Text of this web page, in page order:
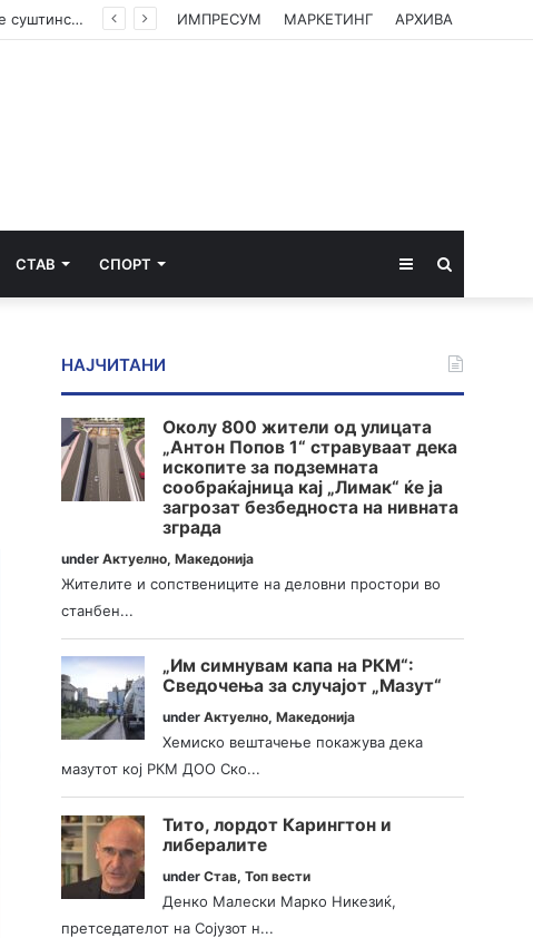
(ФОТО) Ахмети на средба со в.д. амбасадорката на САД: Американската поддршка е суштинска за зачувување на духот на Охридскиот договор ИМПРЕСУМ МАРКЕТИНГ АРХИВА
СТАВ СПОРТ Sidebar
НАЈЧИТАНИ
Околу 800 жители од улицата
„Антон Попов 1“ стравуваат дека
ископите за подземната
сообраќајница кај „Лимак“ ќе ја
загрозат безбедноста на нивната
зграда
underАктуелно,Македонија
Жителите и сопствениците на деловни простори во
станбен...
„Им симнувам капа на РКМ“:
Сведочења за случајот „Мазут“
underАктуелно,Македонија
Хемиско вештачење покажува дека
мазутот кој РКМ ДОО Ско...
Тито, лордот Карингтон и
либералите
underСтав,Топ вести
Денко Малески Марко Никезиќ,
претседателот на Сојузот н...